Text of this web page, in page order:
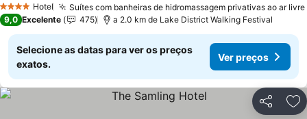
4 EstrelasHotel Suítes com banheiras de hidromassagem privativas ao ar livre
9,0 Excelente 475 a 2.0 km de Lake District Walking Festival
Selecione as datas para ver os preços
exatos.
Ver preços
Partilhar